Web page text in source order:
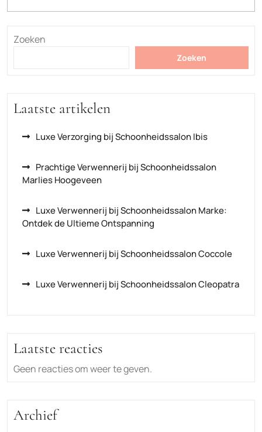
Zoeken
Zoeken
Laatste artikelen
Luxe Verzorging bij Schoonheidssalon Ibis
Prachtige Verwennerij bij Schoonheidssalon
Marlies Hoogeveen
Luxe Verwennerij bij Schoonheidssalon Marke:
Ontdek de Ultieme Ontspanning
Luxe Verwennerij bij Schoonheidssalon Coccole
Luxe Verwennerij bij Schoonheidssalon Cleopatra
Laatste reacties
Geen reacties om weer te geven.
Archief